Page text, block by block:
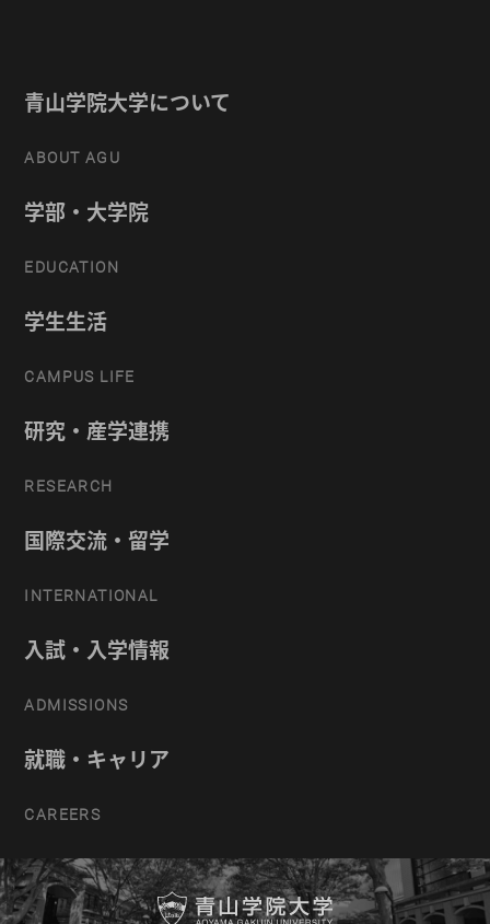
青山学院大学について
ABOUT AGU
学部・大学院
EDUCATION
学生生活
CAMPUS LIFE
研究・産学連携
RESEARCH
国際交流・留学
INTERNATIONAL
入試・入学情報
ADMISSIONS
就職・キャリア
CAREERS